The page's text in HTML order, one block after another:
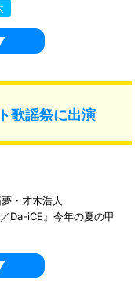
歌謡祭に出演
野拓夢・才木浩人
Da-iCE』今年の夏の甲